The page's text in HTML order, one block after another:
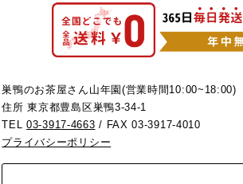
巣鴨のお茶屋さん山年園(営業時間10:00~18:00)
住所 東京都豊島区巣鴨3-34-1
TEL03-3917-4663 / FAX 03-3917-4010
プライバシーポリシー